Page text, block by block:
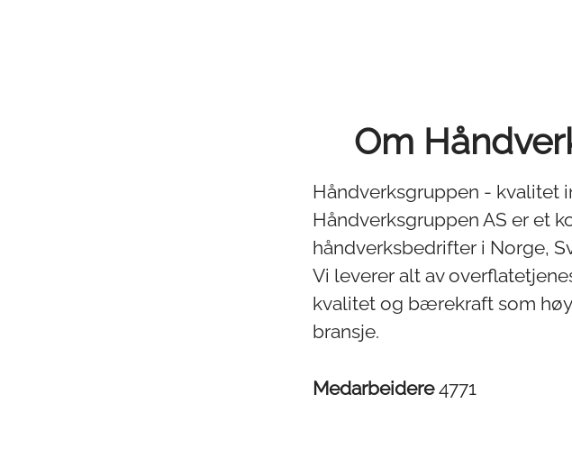
Om
Håndverksgruppen - kvalitet
Håndverksgruppen AS er et
håndverksbedrifter i Norge,
Vi leverer alt av
kvalitet og bærekraft som
bransje.
Medarbeidere4771